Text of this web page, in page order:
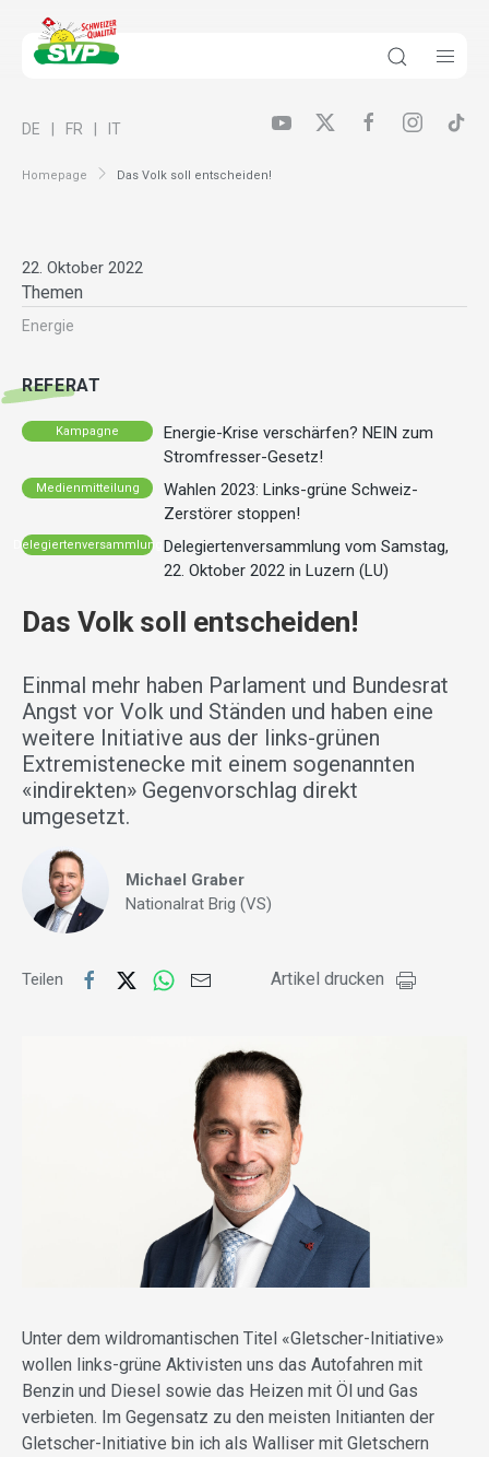
Homepage Das Volk soll entscheiden!
DE FR IT
22. Oktober 2022
Themen
Energie
REFERAT
Kampagne
Energie-Krise verschärfen? NEIN zum
Stromfresser-Gesetz!
Medienmitteilung
Wahlen 2023: Links-grüne Schweiz-
Zerstörer stoppen!
Delegiertenversammlung
Delegiertenversammlung vom Samstag,
22. Oktober 2022 in Luzern (LU)
Das Volk soll entscheiden!
Einmal mehr haben Parlament und Bundesrat
Angst vor Volk und Ständen und haben eine
weitere Initiative aus der links-grünen
Extremistenecke mit einem sogenannten
«indirekten» Gegenvorschlag direkt
umgesetzt.
Michael Graber
Nationalrat Brig (VS)
Teilen Artikel drucken
Unter dem wildromantischen Titel «Gletscher-Initiative»
wollen links-grüne Aktivisten uns das Autofahren mit
Benzin und Diesel sowie das Heizen mit Öl und Gas
verbieten. Im Gegensatz zu den meisten Initianten der
Gletscher-Initiative bin ich als Walliser mit Gletschern